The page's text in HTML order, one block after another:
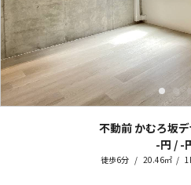
不動前 かむろ坂
-円 / -
徒歩6分 20.46㎡